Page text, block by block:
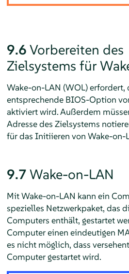
9.6 Vorbereiten des
Zielsystems für
Wake-on-LAN (WOL) erfordert,
entsprechende BIOS-Option
aktiviert wird. Außerdem
Adresse des Zielsystems
für das Initiieren von Wake-on-
9.7 Wake-on-LAN
Mit Wake-on-LAN kann ein
spezielles Netzwerkpaket, das
Computers enthält, gestartet
Computer einen eindeutigen
es nicht möglich, dass
Computer gestartet wird.